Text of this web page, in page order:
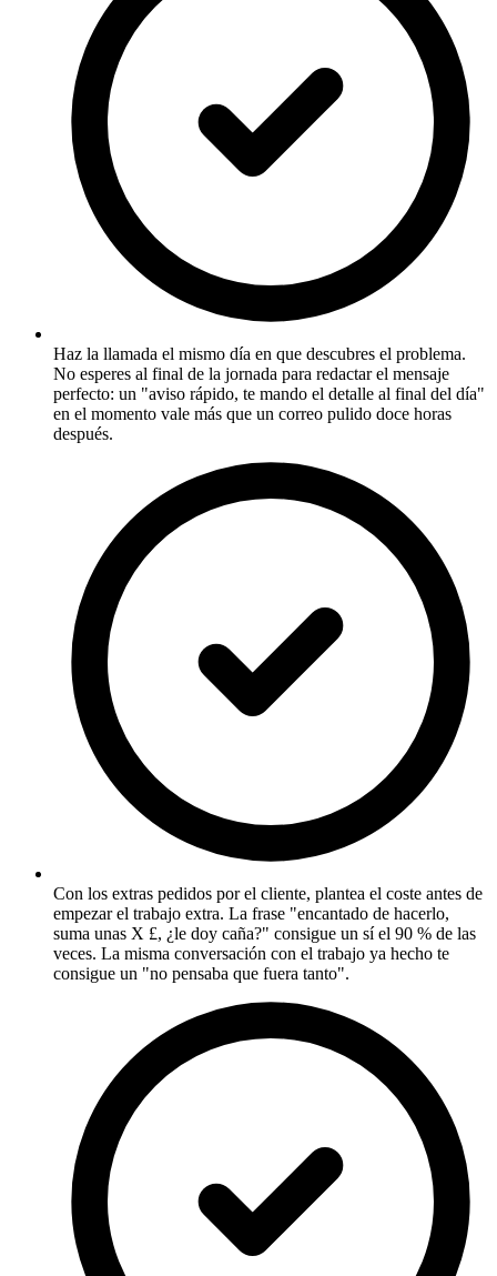
Haz la llamada el mismo día en que descubres el problema.
No esperes al final de la jornada para redactar el mensaje
perfecto: un "aviso rápido, te mando el detalle al final del día"
en el momento vale más que un correo pulido doce horas
después.
Con los extras pedidos por el cliente, plantea el coste antes de
empezar el trabajo extra. La frase "encantado de hacerlo,
suma unas X £, ¿le doy caña?" consigue un sí el 90 % de las
veces. La misma conversación con el trabajo ya hecho te
consigue un "no pensaba que fuera tanto".